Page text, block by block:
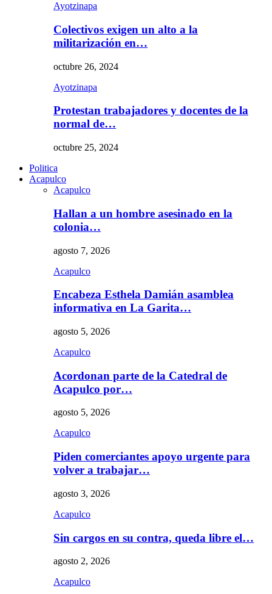
Ayotzinapa
Colectivos exigen un alto a la
militarización en…
octubre 26, 2024
Ayotzinapa
Protestan trabajadores y docentes de la
normal de…
octubre 25, 2024
Politica
Acapulco
Acapulco
Hallan a un hombre asesinado en la
colonia…
agosto 7, 2026
Acapulco
Encabeza Esthela Damián asamblea
informativa en La Garita…
agosto 5, 2026
Acapulco
Acordonan parte de la Catedral de
Acapulco por…
agosto 5, 2026
Acapulco
Piden comerciantes apoyo urgente para
volver a trabajar…
agosto 3, 2026
Acapulco
Sin cargos en su contra, queda libre el…
agosto 2, 2026
Acapulco